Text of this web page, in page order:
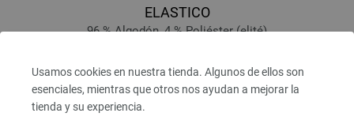
Usamos cookies en nuestra tienda. Algunos de ellos son
esenciales, mientras que otros nos ayudan a mejorar la
tienda y su experiencia.
ELASTICO
96 % Algodón, 4 % Poliéster (elité)
Grosor de las agujas: 3,5 - 4,5
4,84 $
IVA no incluido, más gastos de envío, Precio base: